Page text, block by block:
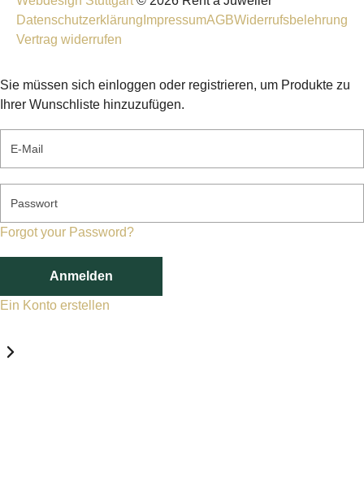
Datenschutzerklärung ImpressumAGBWiderrufsbelehrung
Vertrag widerrufen
Sie müssen sich einloggen oder registrieren, um Produkte zu
Ihrer Wunschliste hinzuzufügen.
E-Mail
Passwort
Forgot your Password?
Anmelden
Ein Konto erstellen